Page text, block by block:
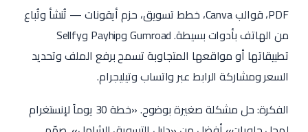
PDF، قوالب Canva، خطط تسويق، حزم أيقونات — تُنشأ وتُباع
من الهاتف بأدوات بسيطة. Gumroad وPayhip وSellfy
تطبيقاتها أو مواقعها المتجاوبة تسمح برفع الملف وتحديد
السعر ومشاركة الرابط عبر واتساب وتيليجرام.
الفكرة: حل مشكلة صغيرة بوضوح. «خطة 30 يوماً لإنستغرام